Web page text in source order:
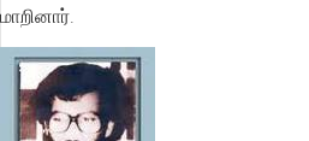
மாறினார்.